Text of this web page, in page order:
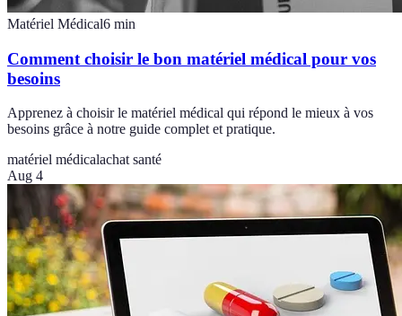
Matériel Médical6 min
Comment choisir le bon matériel médical pour vos
besoins
Apprenez à choisir le matériel médical qui répond le mieux à vos
besoins grâce à notre guide complet et pratique.
matériel médicalachat santé
Aug 4